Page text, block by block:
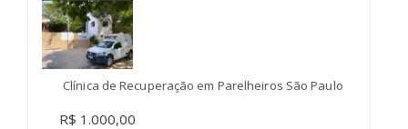
Clínica de Recuperação em Parelheiros São Paulo
R$ 1.000,00